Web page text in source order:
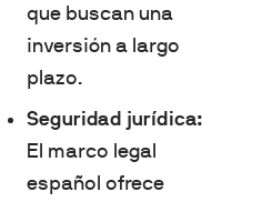
que buscan una
inversión a largo
plazo.
Seguridad jurídica:
El marco legal
español ofrece